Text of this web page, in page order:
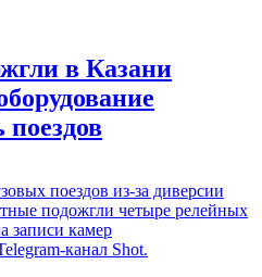
в Казани
поездов
поездов из-за диверсии
подожгли четыре релейных
записи камер
канал Shot.